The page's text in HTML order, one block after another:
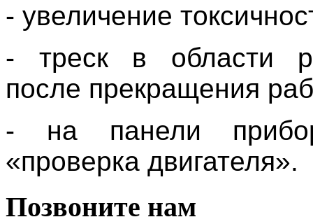
- увеличение
- треск в области
после прекращения
- на панели
«проверка двигателя».
Позвоните нам